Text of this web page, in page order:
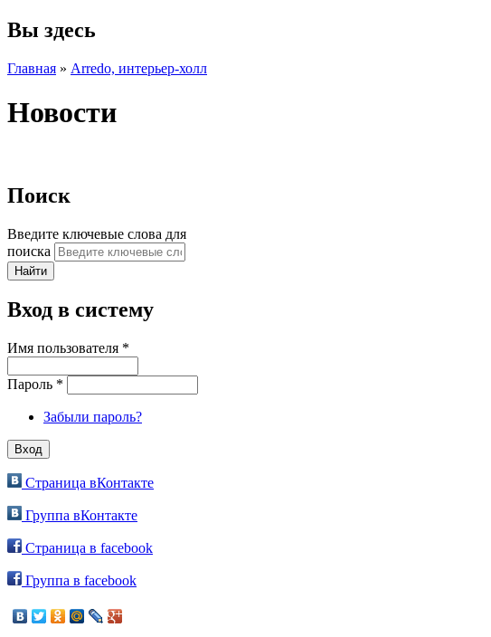
Вы здесь
Главная » Arredo, интерьер-холл
Новости
Поиск
Введите ключевые слова для
поиска
Вход в систему
Имя пользователя *
Пароль *
Забыли пароль?
Страница вКонтакте
Группа вКонтакте
Страница в facebook
Группа в facebook